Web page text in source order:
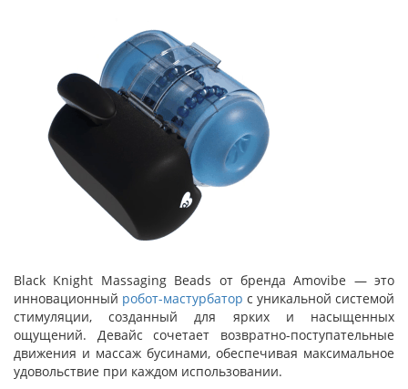
Black Knight Massaging Beads от бренда Amovibe — это
инновационный робот-мастурбатор с уникальной системой
стимуляции, созданный для ярких и насыщенных
ощущений. Девайс сочетает возвратно-поступательные
движения и массаж бусинами, обеспечивая максимальное
удовольствие при каждом использовании.